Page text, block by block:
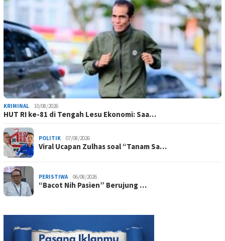
KRIMINAL 10/08/2026
HUT RI ke-81 di Tengah Lesu Ekonomi: Saa…
POLITIK 07/08/2026
Viral Ucapan Zulhas soal “Tanam Sa…
PERISTIWA 06/08/2026
“Bacot Nih Pasien” Berujung …